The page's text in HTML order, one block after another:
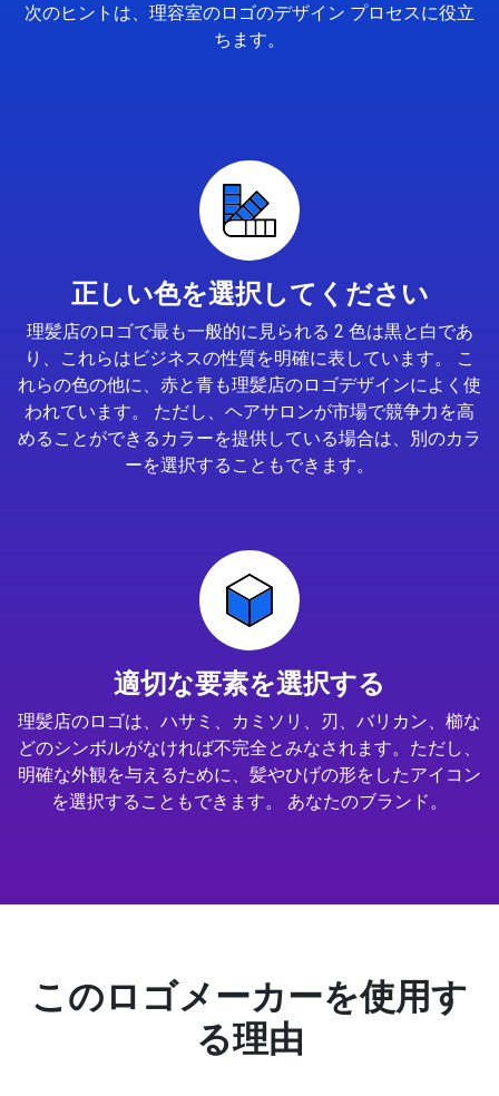
次のヒントは、理容室のロゴのデザイン プロセスに役立
ちます。
正しい色を選択してください
理髪店のロゴで最も一般的に見られる 2 色は黒と白であ
り、これらはビジネスの性質を明確に表しています。 こ
れらの色の他に、赤と青も理髪店のロゴデザインによく使
われています。 ただし、ヘアサロンが市場で競争力を高
めることができるカラーを提供している場合は、別のカラ
ーを選択することもできます。
適切な要素を選択する
理髪店のロゴは、ハサミ、カミソリ、刃、バリカン、櫛な
どのシンボルがなければ不完全とみなされます。ただし、
明確な外観を与えるために、髪やひげの形をしたアイコン
を選択することもできます。 あなたのブランド。
このロゴメーカーを使用す
る理由